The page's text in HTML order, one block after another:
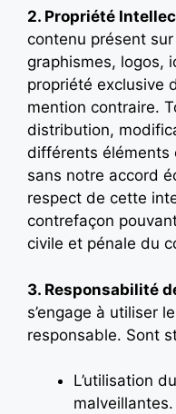
2. Propriété
contenu présent
graphismes, logos,
propriété exclusive
mention contraire.
distribution,
différents éléments
sans notre accord
respect de cette
contrefaçon
civile et pénale du
3. Responsabilité
s’engage à utiliser
responsable. Sont
L’utilisation
malveillantes.